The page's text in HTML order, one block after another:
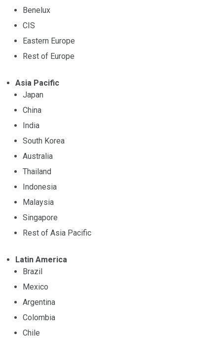
Benelux
CIS
Eastern Europe
Rest of Europe
Asia Pacific
Japan
China
India
South Korea
Australia
Thailand
Indonesia
Malaysia
Singapore
Rest of Asia Pacific
Latin America
Brazil
Mexico
Argentina
Colombia
Chile